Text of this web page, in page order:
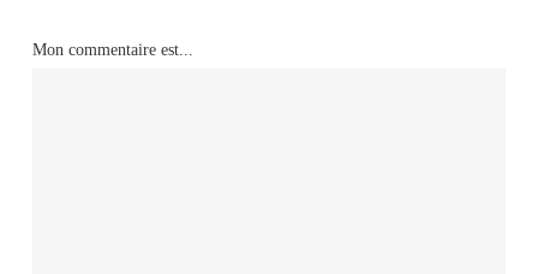
Mon commentaire est...